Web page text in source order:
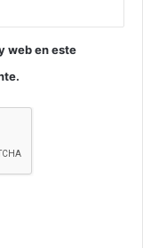
web en este